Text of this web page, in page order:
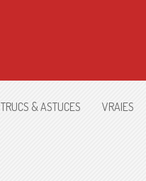
TRUCS & ASTUCES VRAIES